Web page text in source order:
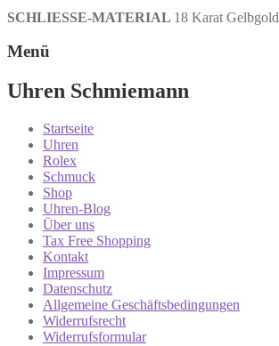
SCHLIESSE-MATERIAL 18 Karat Gelbgold
Menü
Uhren Schmiemann
Startseite
Uhren
Rolex
Schmuck
Shop
Uhren-Blog
Über uns
Tax Free Shopping
Kontakt
Impressum
Datenschutz
Allgemeine Geschäftsbedingungen
Widerrufsrecht
Widerrufsformular